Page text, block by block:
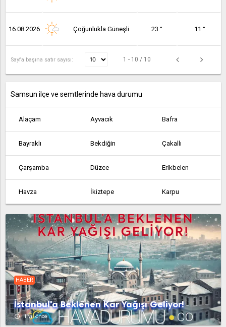
16.08.2026 Çoğunlukla Güneşli 23 ° 11 °
Sayfa başına satır sayısı: 1 - 10 / 10
Samsun ilçe ve semtlerinde hava durumu
Alaçam Ayvacık Bafra
Bayraklı Bekdiğin Çakallı
Çarşamba Düzce Erikbelen
Havza İkiztepe Karpu
Kavak Kozdere Ladik
Şehli Şeyhli Şeyhli
Tekkeköy Terme Terskırık
Vezirköprü Yakakent İlkadım
HABER
İstanbul'a Beklenen Kar Yağışı Geliyor!
access_time 1 yıl önce